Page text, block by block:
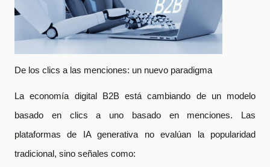
De los clics a las menciones: un nuevo paradigma
La economía digital B2B está cambiando de un modelo
basado en clics a uno basado en menciones. Las
plataformas de IA generativa no evalúan la popularidad
tradicional, sino señales como: